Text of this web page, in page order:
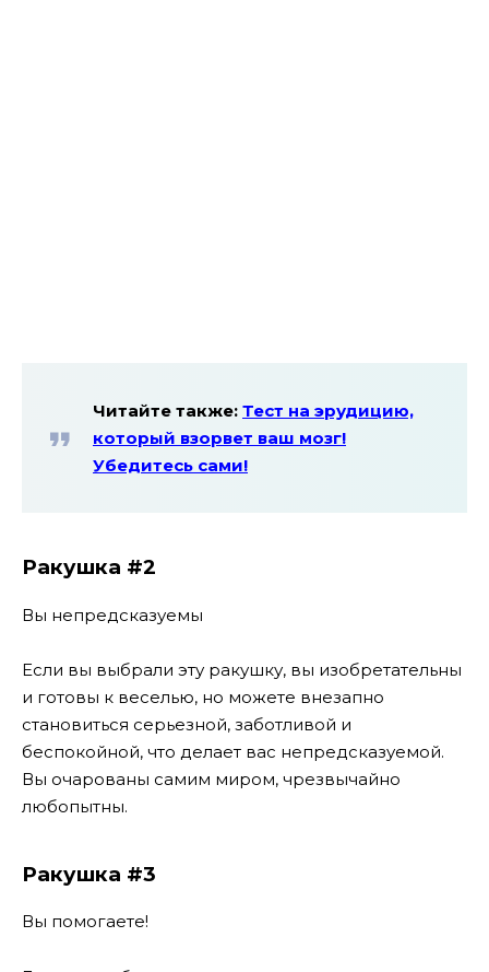
Читайте также: Тест на эрудицию,
который взорвет ваш мозг!
Убедитесь сами!
Ракушка #2
Вы непредсказуемы
Если вы выбрали эту ракушку, вы изобретательны
и готовы к веселью, но можете внезапно
становиться серьезной, заботливой и
беспокойной, что делает вас непредсказуемой.
Вы очарованы самим миром, чрезвычайно
любопытны.
Ракушка #3
Вы помогаете!